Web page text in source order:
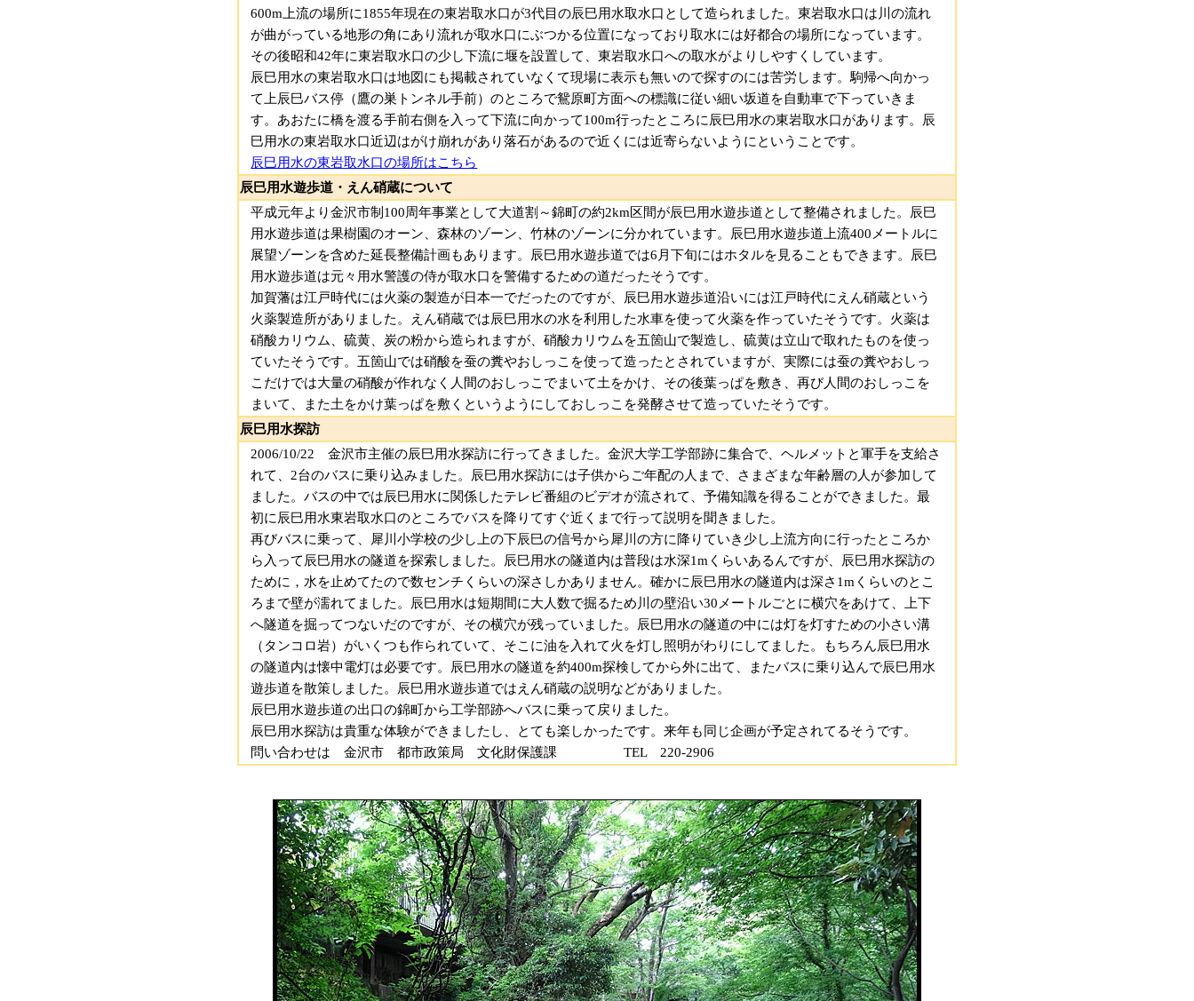
600m上流の場所に1855年現在の東岩取水口が3代目の辰巳用水取水口として造られました。東岩取水口は川の流れ
が曲がっている地形の角にあり流れが取水口にぶつかる位置になっており取水には好都合の場所になっています。
その後昭和42年に東岩取水口の少し下流に堰を設置して、東岩取水口への取水がよりしやすくしています。
辰巳用水の東岩取水口は地図にも掲載されていなくて現場に表示も無いので探すのには苦労します。駒帰へ向かっ
て上辰巳バス停（鷹の巣トンネル手前）のところで鴛原町方面への標識に従い細い坂道を自動車で下っていきま
す。あおたに橋を渡る手前右側を入って下流に向かって100m行ったところに辰巳用水の東岩取水口があります。辰
巳用水の東岩取水口近辺はがけ崩れがあり落石があるので近くには近寄らないようにということです。
辰巳用水の東岩取水口の場所はこちら
辰巳用水遊歩道・えん硝蔵について
平成元年より金沢市制100周年事業として大道割～錦町の約2km区間が辰巳用水遊歩道として整備されました。辰巳
用水遊歩道は果樹園のオーン、森林のゾーン、竹林のゾーンに分かれています。辰巳用水遊歩道上流400メートルに
展望ゾーンを含めた延長整備計画もあります。辰巳用水遊歩道では6月下旬にはホタルを見ることもできます。辰巳
用水遊歩道は元々用水警護の侍が取水口を警備するための道だったそうです。
加賀藩は江戸時代には火薬の製造が日本一でだったのですが、辰巳用水遊歩道沿いには江戸時代にえん硝蔵という
火薬製造所がありました。えん硝蔵では辰巳用水の水を利用した水車を使って火薬を作っていたそうです。火薬は
硝酸カリウム、硫黄、炭の粉から造られますが、硝酸カリウムを五箇山で製造し、硫黄は立山で取れたものを使っ
ていたそうです。五箇山では硝酸を蚕の糞やおしっこを使って造ったとされていますが、実際には蚕の糞やおしっ
こだけでは大量の硝酸が作れなく人間のおしっこでまいて土をかけ、その後葉っぱを敷き、再び人間のおしっこを
まいて、また土をかけ葉っぱを敷くというようにしておしっこを発酵させて造っていたそうです。
辰巳用水探訪
2006/10/22 金沢市主催の辰巳用水探訪に行ってきました。金沢大学工学部跡に集合で、ヘルメットと軍手を支給さ
れて、2台のバスに乗り込みました。辰巳用水探訪には子供からご年配の人まで、さまざまな年齢層の人が参加して
ました。バスの中では辰巳用水に関係したテレビ番組のビデオが流されて、予備知識を得ることができました。最
初に辰巳用水東岩取水口のところでバスを降りてすぐ近くまで行って説明を聞きました。
再びバスに乗って、犀川小学校の少し上の下辰巳の信号から犀川の方に降りていき少し上流方向に行ったところか
ら入って辰巳用水の隧道を探索しました。辰巳用水の隧道内は普段は水深1mくらいあるんですが、辰巳用水探訪の
ために，水を止めてたので数センチくらいの深さしかありません。確かに辰巳用水の隧道内は深さ1mくらいのとこ
ろまで壁が濡れてました。辰巳用水は短期間に大人数で掘るため川の壁沿い30メートルごとに横穴をあけて、上下
へ隧道を掘ってつないだのですが、その横穴が残っていました。辰巳用水の隧道の中には灯を灯すための小さい溝
（タンコロ岩）がいくつも作られていて、そこに油を入れて火を灯し照明がわりにしてました。もちろん辰巳用水
の隧道内は懐中電灯は必要です。辰巳用水の隧道を約400m探検してから外に出て、またバスに乗り込んで辰巳用水
遊歩道を散策しました。辰巳用水遊歩道ではえん硝蔵の説明などがありました。
辰巳用水遊歩道の出口の錦町から工学部跡へバスに乗って戻りました。
辰巳用水探訪は貴重な体験ができましたし、とても楽しかったです。来年も同じ企画が予定されてるそうです。
問い合わせは 金沢市 都市政策局 文化財保護課 TEL 220-2906